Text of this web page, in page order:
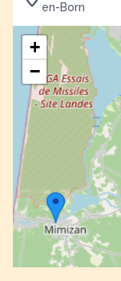
en-Born
+
−